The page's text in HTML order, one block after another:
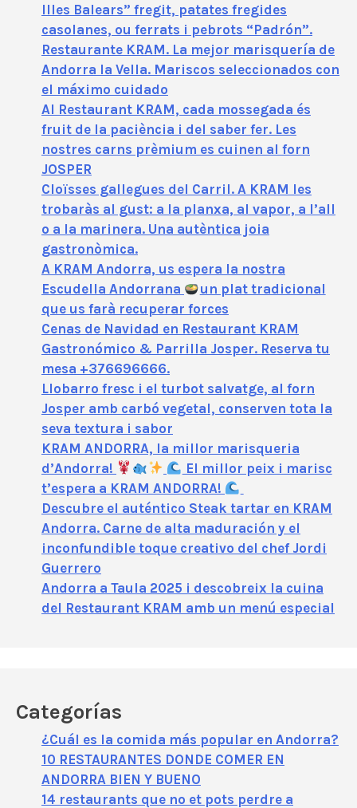
Illes Balears” fregit, patates fregides
casolanes, ou ferrats i pebrots “Padrón”.
Restaurante KRAM. La mejor marisquería de
Andorra la Vella. Mariscos seleccionados con
el máximo cuidado
Al Restaurant KRAM, cada mossegada és
fruit de la paciència i del saber fer. Les
nostres carns prèmium es cuinen al forn
JOSPER
Cloïsses gallegues del Carril. A KRAM les
trobaràs al gust: a la planxa, al vapor, a l’all
o a la marinera. Una autèntica joia
gastronòmica.
A KRAM Andorra, us espera la nostra
Escudella Andorrana
un plat tradicional
que us farà recuperar forces
Cenas de Navidad en Restaurant KRAM
Gastronómico & Parrilla Josper. Reserva tu
mesa +376696666.
Llobarro fresc i el turbot salvatge, al forn
Josper amb carbó vegetal, conserven tota la
seva textura i sabor
KRAM ANDORRA, la millor marisqueria
d’Andorra!
El millor peix i marisc
t’espera a KRAM ANDORRA!
Descubre el auténtico Steak tartar en KRAM
Andorra. Carne de alta maduración y el
inconfundible toque creativo del chef Jordi
Guerrero
Andorra a Taula 2025 i descobreix la cuina
del Restaurant KRAM amb un menú especial
Categorías
¿Cuál es la comida más popular en Andorra?
10 RESTAURANTES DONDE COMER EN
ANDORRA BIEN Y BUENO
14 restaurants que no et pots perdre a